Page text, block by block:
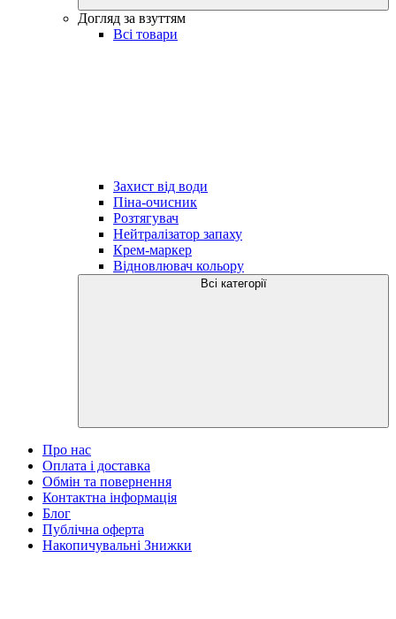
Догляд за взуттям
Всі товари
Захист від води
Піна-очисник
Розтягувач
Нейтралізатор запаху
Крем-маркер
Відновлювач кольору
Всі категорії
Про нас
Оплата і доставка
Обмін та повернення
Контактна інформація
Блог
Публічна оферта
Накопичувальні Знижки